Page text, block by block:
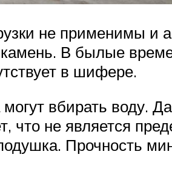
не применимы и
В былые
в шифере.
вбирать воду.
что не является
Прочность